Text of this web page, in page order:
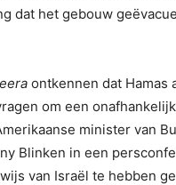
dat het gebouw
ontkennen dat Hamas
om een
minister van
Blinken in een
van Israël te hebben